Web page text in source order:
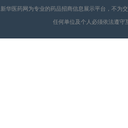
新华医药网为专业的药品招商信息展示平台，不为
任何单位及个人必须依法遵守